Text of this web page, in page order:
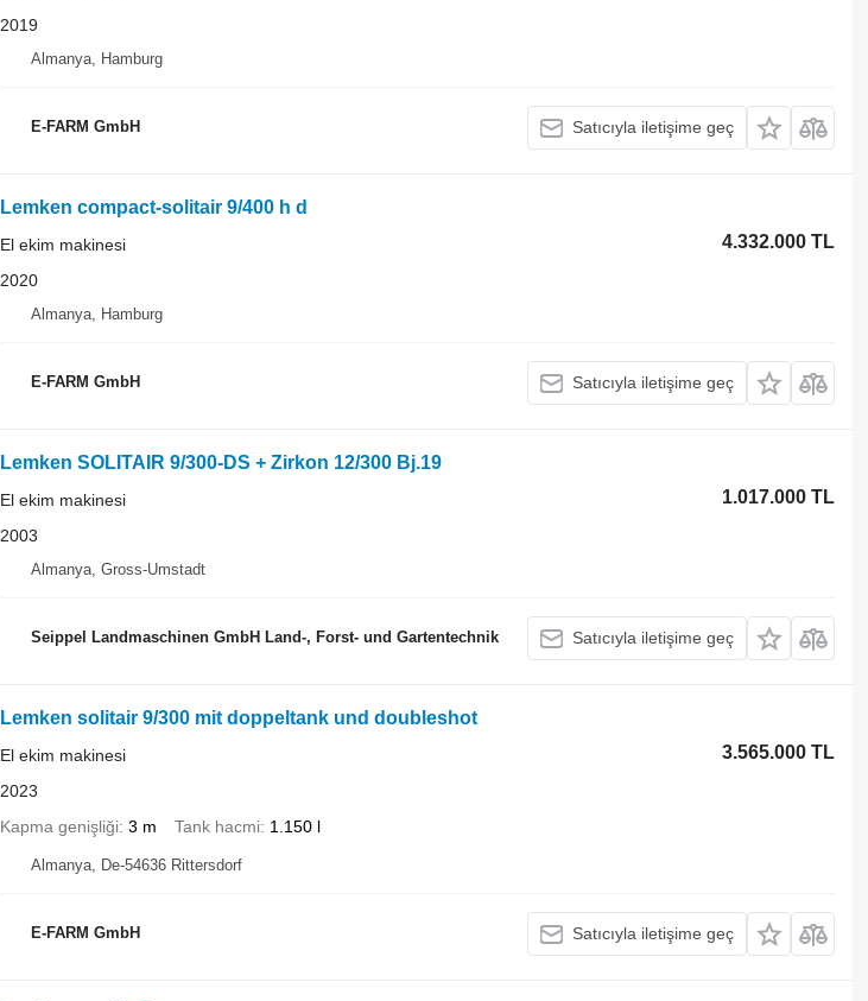
2019
Almanya, Hamburg
E-FARM GmbH Satıcıyla iletişime geç
Lemken compact-solitair 9/400 h d
4.332.000 TL
El ekim makinesi
2020
Almanya, Hamburg
E-FARM GmbH Satıcıyla iletişime geç
Lemken SOLITAIR 9/300-DS + Zirkon 12/300 Bj.19
1.017.000 TL
El ekim makinesi
2003
Almanya, Gross-Umstadt
Seippel Landmaschinen GmbH Land-, Forst- und Gartentechnik Satıcıyla iletişime geç
Lemken solitair 9/300 mit doppeltank und doubleshot
3.565.000 TL
El ekim makinesi
2023
Kapma genişliği 3 m Tank hacmi 1.150 l
Almanya, De-54636 Rittersdorf
E-FARM GmbH Satıcıyla iletişime geç